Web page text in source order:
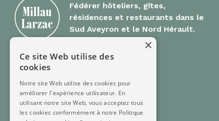
Fédérer hôteliers, gîtes,
résidences et restaurants dans le
Sud Aveyron et le Nord Hérault.
Millau Larzac
Offre Groupes
FAQ
Contact
×
Ce site Web utilise des
cookies
Notre site Web utilise des cookies pour
améliorer l'expérience utilisateur. En
utilisant notre site Web, vous acceptez tous
les cookies conformément à notre Politique